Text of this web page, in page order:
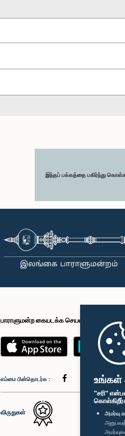
உங்கள்
"சரி"
அமர்வு
இந்தப் பக்கத்தை பகிர்ந்து
பாராளுமன்ற கையடக்க செயலி
எம்மை பின்தொடர்க :
விருதுகள்